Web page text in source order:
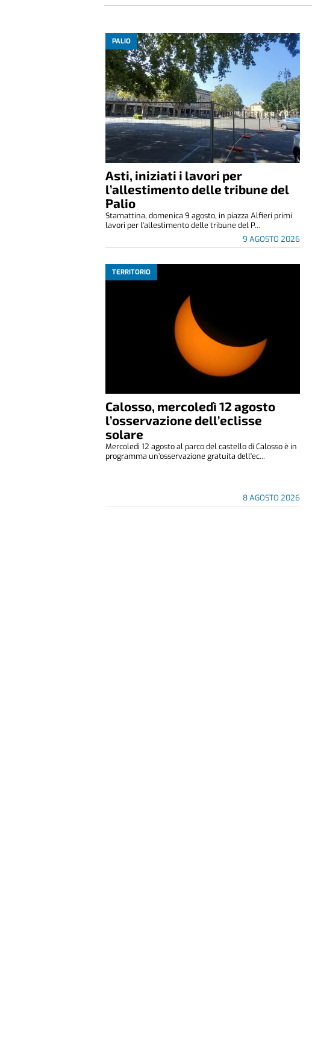
PALIO
Asti, iniziati i lavori per
l’allestimento delle tribune del
Palio
9 AGOSTO 2026
Stamattina, domenica 9 agosto, in piazza Alfieri primi
lavori per l'allestimento delle tribune del P...
TERRITORIO
Calosso, mercoledì 12 agosto
l’osservazione dell’eclisse
solare
8 AGOSTO 2026
Mercoledì 12 agosto al parco del castello di Calosso è in
programma un’osservazione gratuita dell'ec...